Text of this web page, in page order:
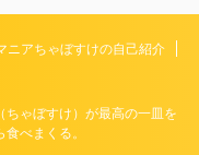
ニアちゃぼすけの自己紹介
ゃぼすけ）が最高の一皿を
べまくる。